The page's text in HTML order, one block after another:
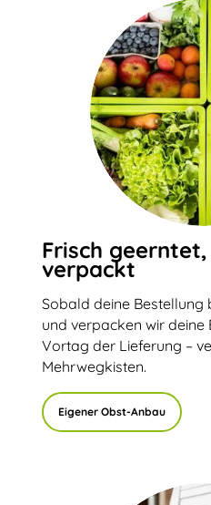
Frisch
verpackt
Sobald deine Bestellung
und verpacken wir deine
Vortag der Lieferung –
Mehrwegkisten.
Eigener Obst-Anbau